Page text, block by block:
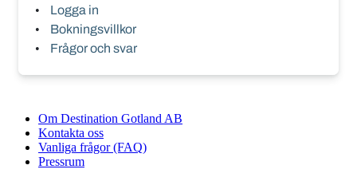
Logga in
Bokningsvillkor
Frågor och svar
Om Destination Gotland AB
Kontakta oss
Vanliga frågor (FAQ)
Pressrum